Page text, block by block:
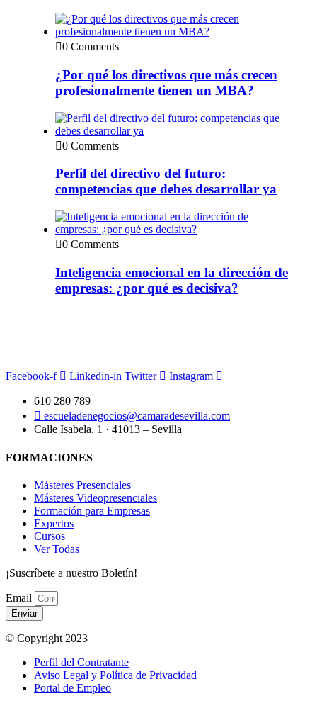
0 Comments
¿Por qué los directivos que más crecen
profesionalmente tienen un MBA?
0 Comments
Perfil del directivo del futuro:
competencias que debes desarrollar ya
0 Comments
Inteligencia emocional en la dirección de
empresas: ¿por qué es decisiva?
Facebook-f Linkedin-in Twitter Instagram
610 280 789
escueladenegocios@camaradesevilla.com
Calle Isabela, 1 · 41013 – Sevilla
FORMACIONES
Másteres Presenciales
Másteres Videopresenciales
Formación para Empresas
Expertos
Cursos
Ver Todas
¡Suscríbete a nuestro Boletín!
Email
Enviar
© Copyright 2023
Perfil del Contratante
Aviso Legal y Política de Privacidad
Portal de Empleo